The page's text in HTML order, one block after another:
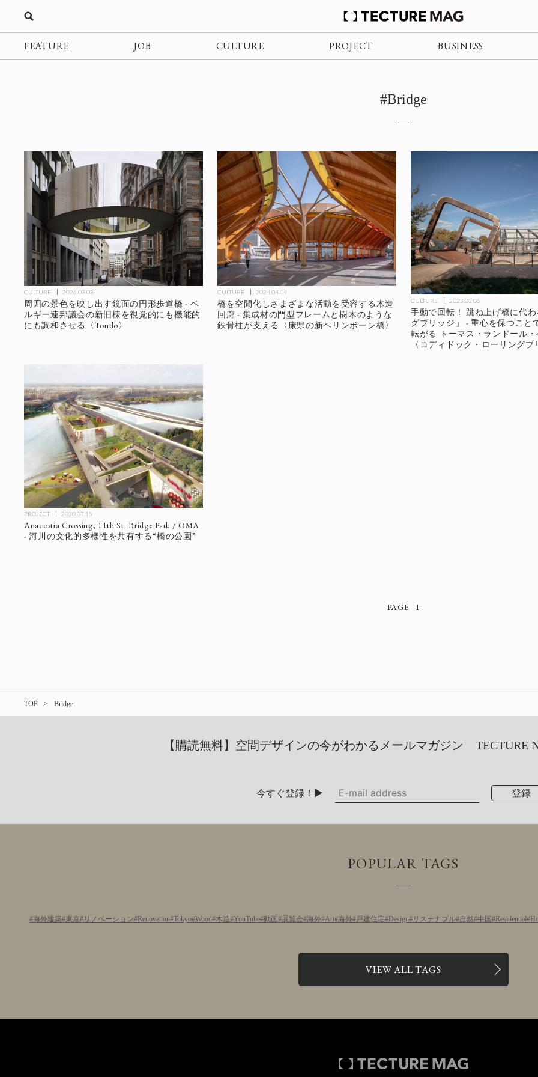
FEATURE JOB CULTURE PROJECT BUSINESS
#Bridge
CULTURE 2026.03.03
周囲の景色を映し出す鏡面の円形歩道橋 - ベ
ルギー連邦議会の新旧棟を視覚的にも機能的
にも調和させる〈Tondo〉
CULTURE 2024.04.04
橋を空間化しさまざまな活動を受容する木造
回廊 - 集成材の門型フレームと樹木のような
鉄骨柱が支える〈康県の新ヘリンボーン橋〉
CULTURE 2023.03.06
手動で回転！ 跳ね上げ橋に代
グブリッジ」 - 重心を保つこと
転がる トーマス・ランドール
〈コディドック・ローリングブ
PROJECT 2020.07.15
Anacostia Crossing, 11th St. Bridge Park / OMA
- 河川の文化的多様性を共有する“橋の公園”
1
TOP Bridge
【購読無料】空間デザインの今がわかるメールマガジン TECTURE
今すぐ登録！▶
POPULAR TAGS
海外建築 東京 リノベーション Renovation Tokyo Wood 木造 YouTube 動画 展覧会 海外 Art 海外 戸建住宅 Design サステナブル 自然 中国 Residential
VIEW ALL TAGS